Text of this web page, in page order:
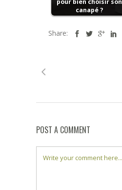
pour bien choisir son
canapé ?
Share:
POST A COMMENT